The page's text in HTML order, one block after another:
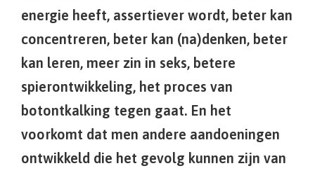
energie heeft, assertiever wordt, beter kan
concentreren, beter kan (na)denken, beter
kan leren, meer zin in seks, betere
spierontwikkeling, het proces van
botontkalking tegen gaat. En het
voorkomt dat men andere aandoeningen
ontwikkeld die het gevolg kunnen zijn van